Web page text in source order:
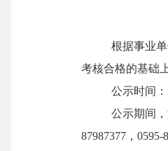
根据事业
考核合格的基础
公示时间：
公示期间
87987377，0595-